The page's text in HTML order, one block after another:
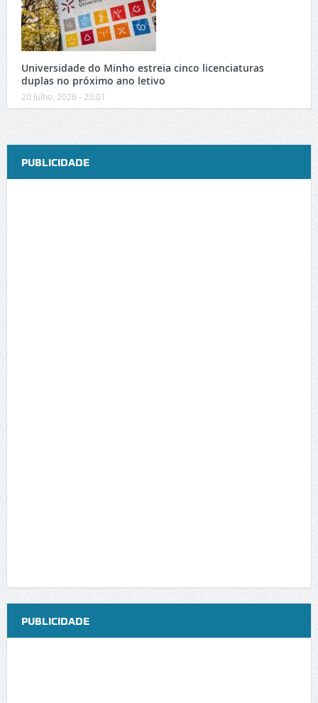
Universidade do Minho estreia cinco licenciaturas
duplas no próximo ano letivo
20 Julho, 2026 - 20:01
PUBLICIDADE
PUBLICIDADE